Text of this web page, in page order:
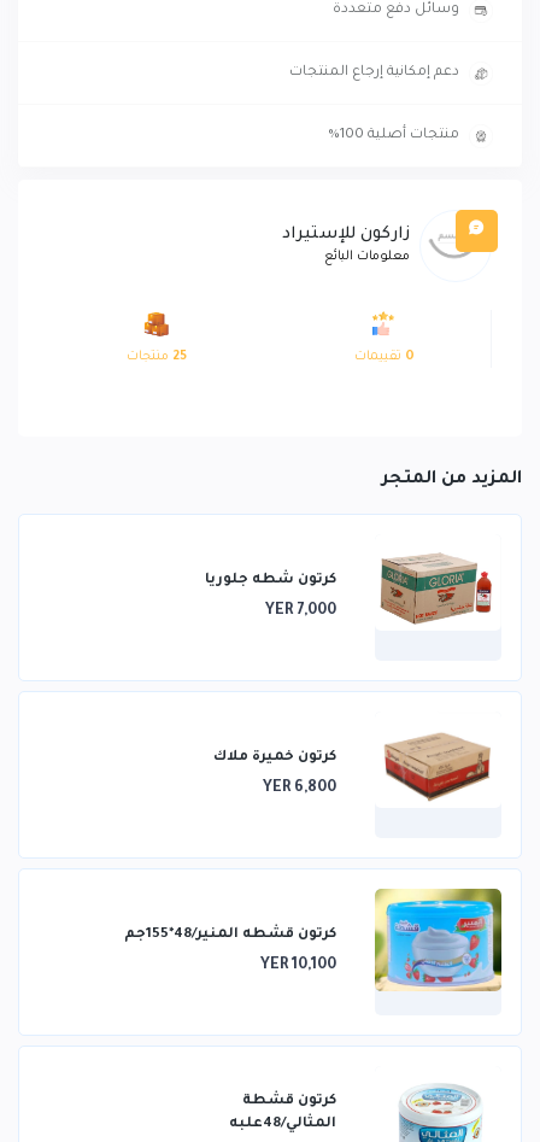
وسائل دفع متعددة
دعم إمكانية إرجاع المنتجات
منتجات أصلية 100%
زاركون للإستيراد
معلومات البائع
0 تقييمات 25 منتجات
المزيد من المتجر
كرتون شطه جلوريا
YER 7,000
كرتون خميرة ملاك
YER 6,800
كرتون قشطه المنير/48*155جم
YER 10,100
كرتون قشطة
المثالي/48علبه